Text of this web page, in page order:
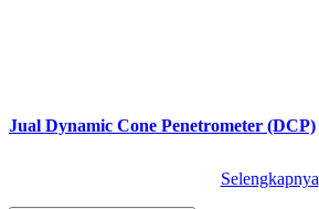
Jual Dynamic Cone Penetrometer (DCP)
Selengkapnya